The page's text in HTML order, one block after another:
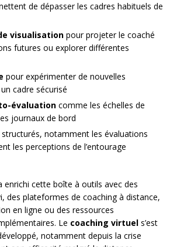
de dépasser les cadres habituels de
visualisation pour projeter le coaché
futures ou explorer différentes
pour expérimenter de nouvelles
cadre sécurisé
évaluation comme les échelles de
journaux de bord
structurés, notamment les évaluations
les perceptions de l’entourage
enrichi cette boîte à outils avec des
des plateformes de coaching à distance,
en ligne ou des ressources
Le coaching virtuel s’est
notamment depuis la crise